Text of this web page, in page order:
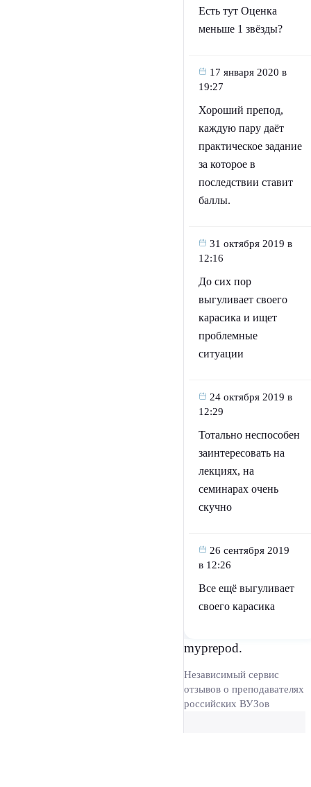
Есть тут Оценка
меньше 1 звёзды?
17 января 2020 в
19:27
Хороший препод,
каждую пару даёт
практическое задание
за которое в
последствии ставит
баллы.
31 октября 2019 в
12:16
До сих пор
выгуливает своего
карасика и ищет
проблемные
ситуации
24 октября 2019 в
12:29
Тотально неспособен
заинтересовать на
лекциях, на
семинарах очень
скучно
26 сентября 2019
в 12:26
Все ещё выгуливает
своего карасика
myprepod.
Независимый сервис
отзывов о преподавателях
российских ВУЗов